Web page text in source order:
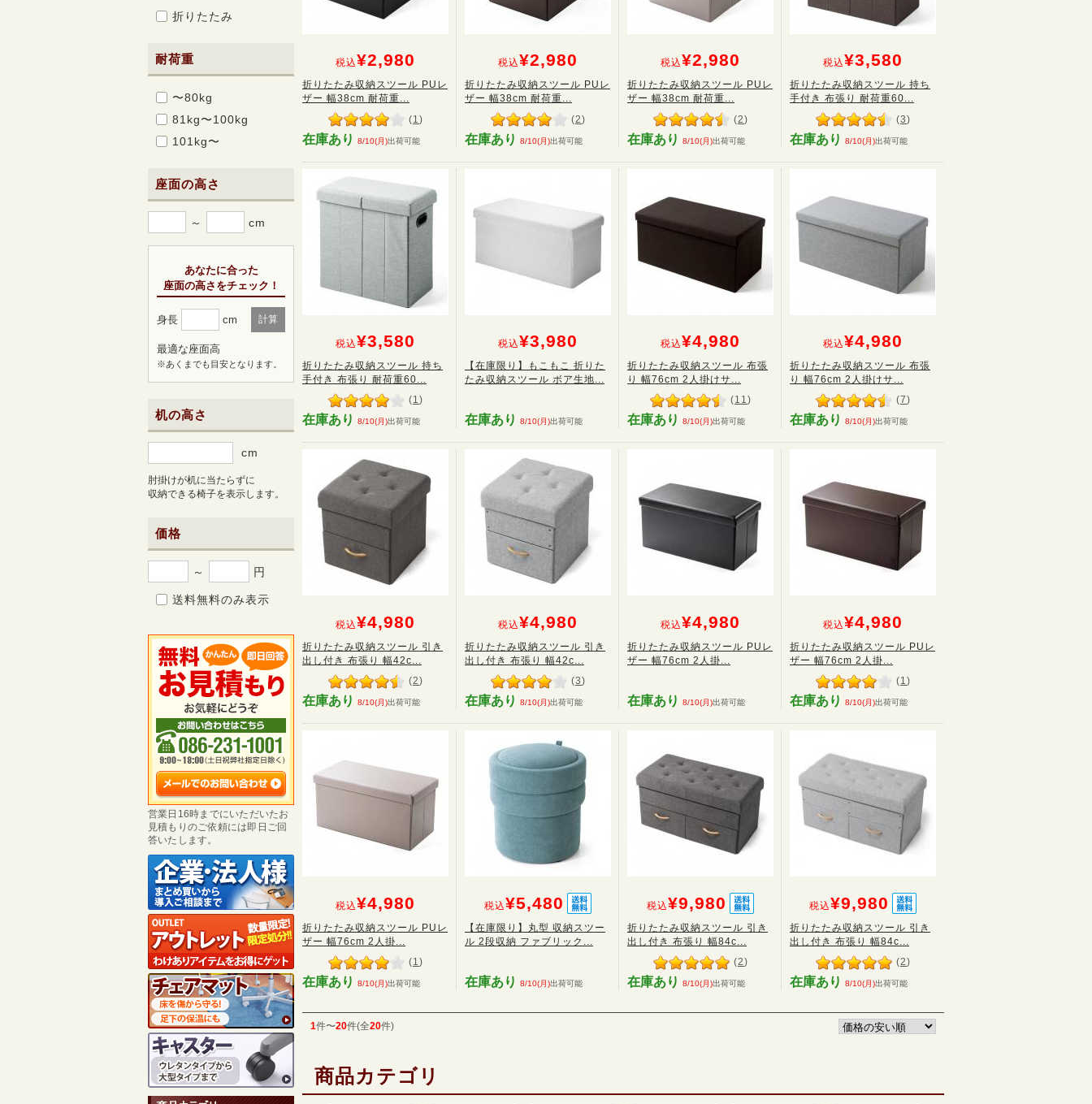
折りたたみ
耐荷重
〜80kg
81kg〜100kg
101kg〜
座面の高さ
～ cm
あなたに合った
座面の高さをチェック！
身長 cm 計算
最適な座面高
※あくまでも目安となります。
机の高さ
cm
肘掛けが机に当たらずに
収納できる椅子を表示します。
価格
～ 円
送料無料のみ表示
営業日16時までにいただいたお
見積もりのご依頼には即日ご回
答いたします。
税込¥2,980
折りたたみ収納スツール PUレ
ザー 幅38cm 耐荷重...
(1 )
在庫あり 8/10(月)出荷可能
税込¥2,980
折りたたみ収納スツール PUレ
ザー 幅38cm 耐荷重...
(2)
在庫あり 8/10(月)出荷可能
税込¥2,980
折りたたみ収納スツール PUレ
ザー 幅38cm 耐荷重...
(2)
在庫あり 8/10(月)出荷可能
税込¥3,580
折りたたみ収納スツール 持ち
手付き 布張り 耐荷重60...
(3)
在庫あり 8/10(月)出荷可能
税込¥3,580
折りたたみ収納スツール 持ち
手付き 布張り 耐荷重60...
(1 )
在庫あり 8/10(月)出荷可能
税込¥3,980
【在庫限り】もこもこ 折りた
たみ収納スツール ボア生地...
在庫あり 8/10(月)出荷可能
税込¥4,980
折りたたみ収納スツール 布張
り 幅76cm 2人掛けサ...
(11 )
在庫あり 8/10(月)出荷可能
税込¥4,980
折りたたみ収納スツール 布張
り 幅76cm 2人掛けサ...
(7)
在庫あり 8/10(月)出荷可能
税込¥4,980
折りたたみ収納スツール 引き
出し付き 布張り 幅42c...
(2)
在庫あり 8/10(月)出荷可能
税込¥4,980
折りたたみ収納スツール 引き
出し付き 布張り 幅42c...
(3)
在庫あり 8/10(月)出荷可能
税込¥4,980
折りたたみ収納スツール PUレ
ザー 幅76cm 2人掛...
在庫あり 8/10(月)出荷可能
税込¥4,980
折りたたみ収納スツール PUレ
ザー 幅76cm 2人掛...
(1 )
在庫あり 8/10(月)出荷可能
税込 ¥4,980
折りたたみ収納スツール PUレ
ザー 幅76cm 2人掛...
(1 )
在庫あり 8/10(月)出荷可能
税込 ¥5,480
【在庫限り】丸型 収納スツー
ル 2段収納 ファブリック...
在庫あり 8/10(月)出荷可能
税込 ¥9,980
折りたたみ収納スツール 引き
出し付き 布張り 幅84c...
(2)
在庫あり 8/10(月)出荷可能
税込 ¥9,980
折りたたみ収納スツール 引き
出し付き 布張り 幅84c...
(2)
在庫あり 8/10(月)出荷可能
1件〜20件(全20件)
商品カテゴリ